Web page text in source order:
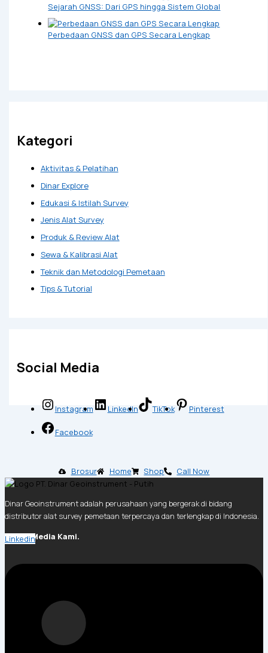
Sejarah GNSS: Dari GPS hingga Sistem Global
Perbedaan GNSS dan GPS Secara Lengkap
Kategori
Aktivitas & Pelatihan
Dinar Explore
Edukasi & Istilah Survey
Jenis Alat Survey
Produk & Review Alat
Sewa & Kalibrasi Alat
Teknik dan Metodologi Pemetaan
Tips & Tutorial
Social Media
Instagram LinkedIn TikTok Pinterest
Facebook
Brosur Home Shop Call Now
Dinar Geoinstrument adalah perusahaan yang bergerak di bidang
distributor alat survey pemetaan terpercaya dan terlengkap di Indonesia.
Social Media Kami.
Linkedin